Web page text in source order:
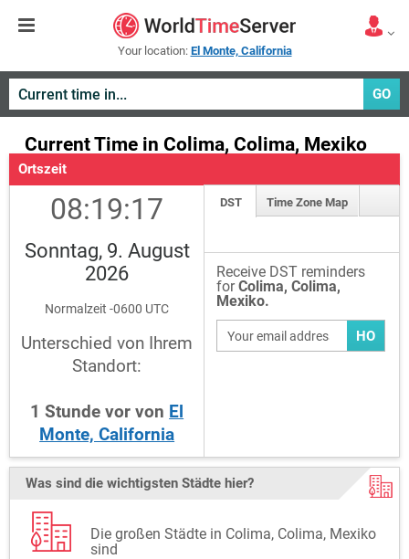
Your location: El Monte, California
GO
Current Time in Colima, Colima, Mexiko
Ortszeit
08:19:17
Sonntag, 9. August
2026
Normalzeit -0600 UTC
Unterschied von Ihrem
Standort:
1 Stunde vor von El
Monte, California
DST Time Zone Map
Receive DST reminders
forColima, Colima,
Mexiko.
HO
Was sind die wichtigsten Städte hier?
Die großen Städte in Colima, Colima, Mexiko
sind